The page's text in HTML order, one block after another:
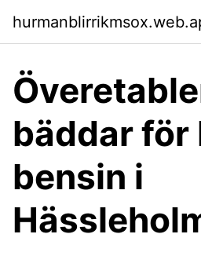
bäddar för
bensin i